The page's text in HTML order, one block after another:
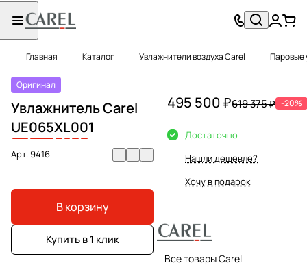
Главная Каталог Увлажнители воздуха Carel Паровые
Оригинал
Увлажнитель Carel
UE065XL001
Арт.9416
В корзину
Купить в 1 клик
495 500 ₽619 375 ₽ -20%
Достаточно
Нашли дешевле?
Хочу в подарок
Все товары Carel